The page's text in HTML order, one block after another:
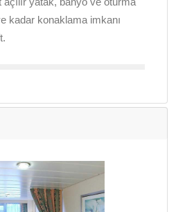
kadar konaklama imkanı